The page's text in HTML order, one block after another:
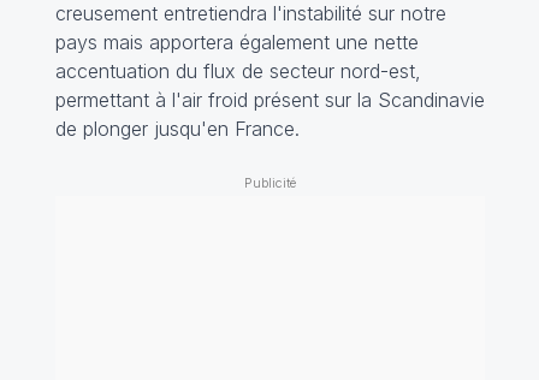
creusement entretiendra l'instabilité sur notre
pays mais apportera également une nette
accentuation du flux de secteur nord-est,
permettant à l'air froid présent sur la Scandinavie
de plonger jusqu'en France.